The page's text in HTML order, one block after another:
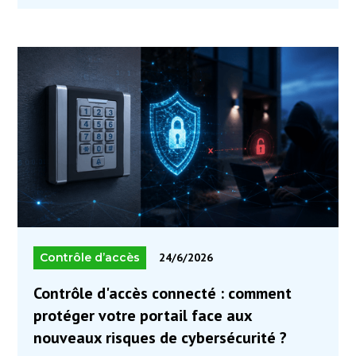
Contrôle d’accès 24/6/2026
Contrôle d'accès connecté : comment
protéger votre portail face aux
nouveaux risques de cybersécurité ?